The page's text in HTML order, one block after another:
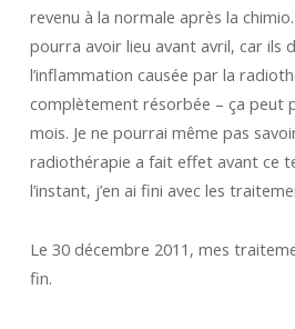
revenu à la normale après la
pourra avoir lieu avant avril, car ils
l’inflammation causée par la
complètement résorbée – ça peut
mois. Je ne pourrai même pas
radiothérapie a fait effet avant ce
l’instant, j’en ai fini avec les
Le 30 décembre 2011, mes
fin.